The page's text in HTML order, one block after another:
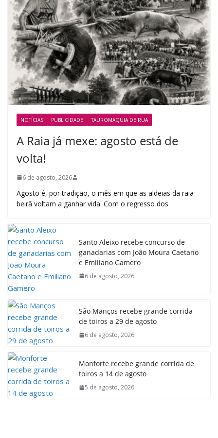
NOTÍCIAS PUBLICIDADE TAUROMAQUIA DE RUA
A Raia já mexe: agosto está de
volta!
6 de agosto, 2026
Agosto é, por tradição, o mês em que as aldeias da raia
beirã voltam a ganhar vida. Com o regresso dos
Santo Aleixo recebe concurso de
ganadarias com João Moura Caetano
e Emiliano Gamero
6 de agosto, 2026
São Manços recebe grande corrida
de toiros a 29 de agosto
6 de agosto, 2026
Monforte recebe grande corrida de
toiros a 14 de agosto
5 de agosto, 2026